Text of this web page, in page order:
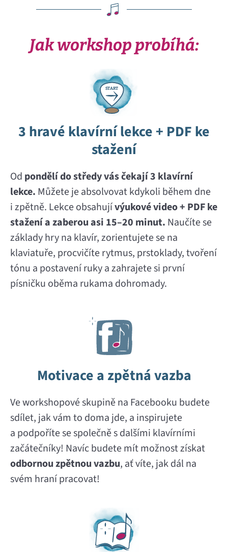
Jak workshop probíhá:
START
3 hravé klavírní lekce + PDF ke
stažení
Od pondělí do středy vás čekají 3 klavírní
lekce. Můžete je absolvovat kdykoli během dne
i zpětně. Lekce obsahujívýukové video + PDF ke
stažení a zaberou asi 15–20 minut. Naučíte se
základy hry na klavír, zorientujete se na
klaviatuře, procvičíte rytmus, prstoklady, tvoření
tónu a postavení ruky a zahrajete si první
písničku oběma rukama dohromady.
Motivace a zpětná vazba
Ve workshopové skupině na Facebooku budete
sdílet, jak vám to doma jde, a inspirujete
a podpoříte se společně s dalšími klavírními
začátečníky! Navíc budete mít možnost získat
odbornou zpětnou vazbu, ať víte, jak dál na
svém hraní pracovat!